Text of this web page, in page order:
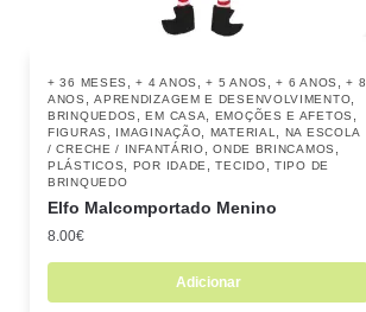
+ 36 MESES ,+ 4 ANOS ,+ 5 ANOS ,+ 6 ANOS ,+ 8
ANOS
,APRENDIZAGEM E DESENVOLVIMENTO
BRINQUEDOS ,EM CASA EMOÇÕES E AFETOS
FIGURAS IMAGINAÇÃO MATERIAL
NA ESCOLA
/ CRECHE / INFANTÁRIO
,ONDE BRINCAMOS
PLÁSTICOS POR IDADE ,TECIDO ,TIPO DE
BRINQUEDO
Elfo Malcomportado Menino
8.00€
Adicionar